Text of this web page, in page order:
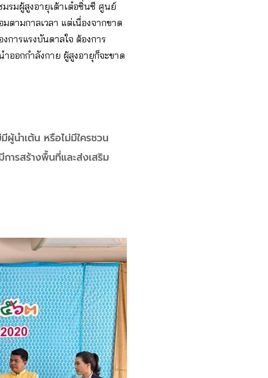
มรมผู้สูงอายุเต้าเต๋อซิ่นซี ศูนย์
ตามกาลเวลา แต่เนื่องจากขาด
การแรงบันดาลใจ ต้องการ
ออกกำลังกาย ผู้สูงอายุก็จะขาด
ผู้นำเต้น หรือไม่มีใครชวน
ารสร้างพื้นที่และส่งเสริม